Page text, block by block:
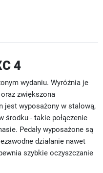
4
wydaniu. Wyróżnia je
zwiększona
jest wyposażony w stalową,
środku - takie połączenie
Pedały wyposażone są
działanie nawet
szybkie oczyszczanie